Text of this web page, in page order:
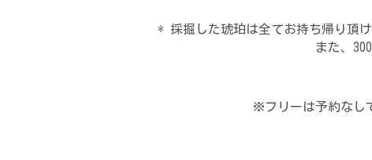
* 採掘した琥珀は全てお持ち帰り頂
また、
※フリーは予約なし